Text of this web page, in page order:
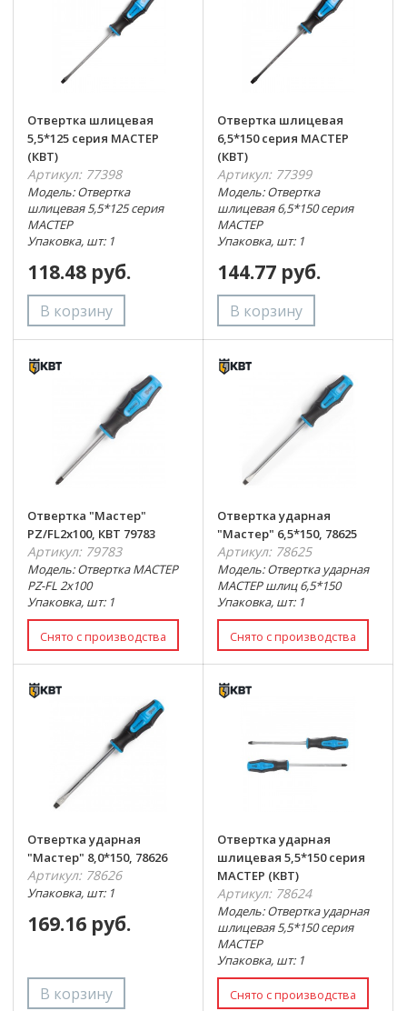
Отвертка шлицевая
5,5*125 серия МАСТЕР
(КВТ)
Артикул: 77398
Модель: Отвертка
шлицевая 5,5*125 серия
МАСТЕР
Упаковка, шт: 1
118.48 руб.
Отвертка шлицевая
6,5*150 серия МАСТЕР
(КВТ)
Артикул: 77399
Модель: Отвертка
шлицевая 6,5*150 серия
МАСТЕР
Упаковка, шт: 1
144.77 руб.
Отвертка "Мастер"
PZ/FL2x100, КВТ 79783
Артикул: 79783
Модель: Отвертка МАСТЕР
PZ-FL 2х100
Упаковка, шт: 1
Отвертка ударная
"Мастер" 6,5*150, 78625
Артикул: 78625
Модель: Отвертка ударная
МАСТЕР шлиц 6,5*150
Упаковка, шт: 1
Отвертка ударная
"Мастер" 8,0*150, 78626
Артикул: 78626
Упаковка, шт: 1
169.16 руб.
Отвертка ударная
шлицевая 5,5*150 серия
МАСТЕР (КВТ)
Артикул: 78624
Модель: Отвертка ударная
шлицевая 5,5*150 серия
МАСТЕР
Упаковка, шт: 1